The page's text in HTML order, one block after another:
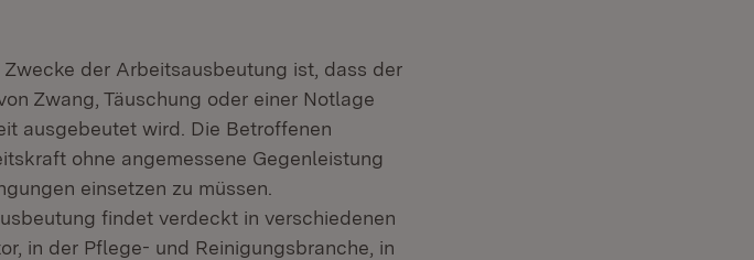
der Arbeitsausbeutung ist, dass der
Zwang, Täuschung oder einer Notlage
ausgebeutet wird. Die Betroffenen
ohne angemessene Gegenleistung
einsetzen zu müssen.
findet verdeckt in verschiedenen
in der Pflege- und Reinigungsbranche, in